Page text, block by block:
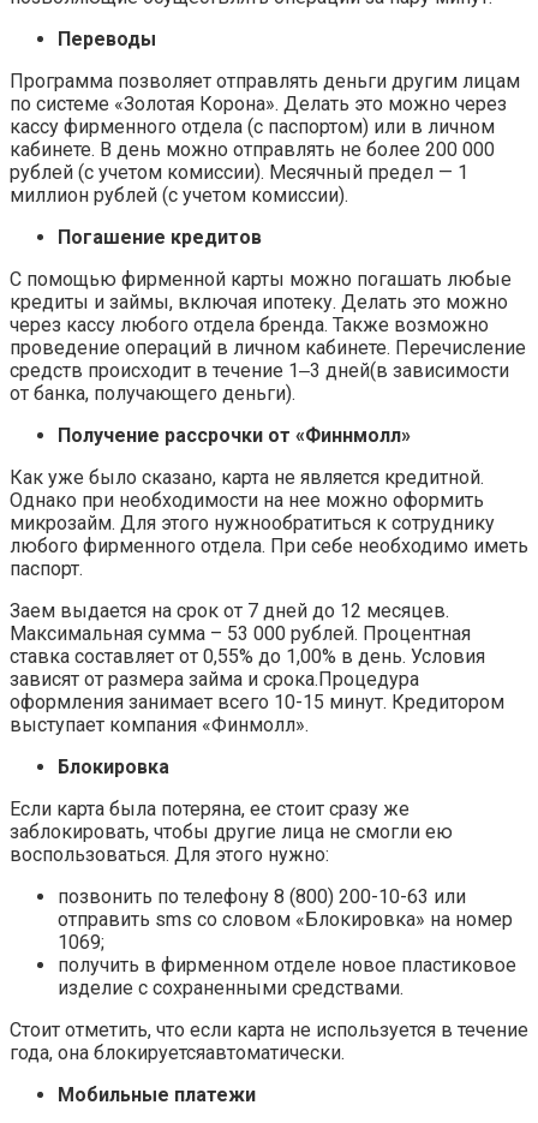
Переводы
Программа позволяет отправлять деньги другим лицам
по системе «Золотая Корона». Делать это можно через
кассу фирменного отдела (с паспортом) или в личном
кабинете. В день можно отправлять не более 200 000
рублей (с учетом комиссии). Месячный предел — 1
миллион рублей (с учетом комиссии).
Погашение кредитов
С помощью фирменной карты можно погашать любые
кредиты и займы, включая ипотеку. Делать это можно
через кассу любого отдела бренда. Также возможно
проведение операций в личном кабинете. Перечисление
средств происходит в течение 1‒3 дней(в зависимости
от банка, получающего деньги).
Получение рассрочки от «Финнмолл»
Как уже было сказано, карта не является кредитной.
Однако при необходимости на нее можно оформить
микрозайм. Для этого нужнообратиться к сотруднику
любого фирменного отдела. При себе необходимо иметь
паспорт.
Заем выдается на срок от 7 дней до 12 месяцев.
Максимальная сумма – 53 000 рублей. Процентная
ставка составляет от 0,55% до 1,00% в день. Условия
зависят от размера займа и срока.Процедура
оформления занимает всего 10-15 минут. Кредитором
выступает компания «Финмолл».
Блокировка
Если карта была потеряна, ее стоит сразу же
заблокировать, чтобы другие лица не смогли ею
воспользоваться. Для этого нужно:
позвонить по телефону 8 (800) 200-10-63 или
отправить sms со словом «Блокировка» на номер
1069;
получить в фирменном отделе новое пластиковое
изделие с сохраненными средствами.
Стоит отметить, что если карта не используется в течение
года, она блокируетсяавтоматически.
Мобильные платежи